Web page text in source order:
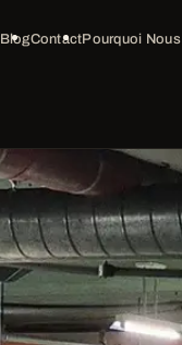
BlogContactPourquoi Nous